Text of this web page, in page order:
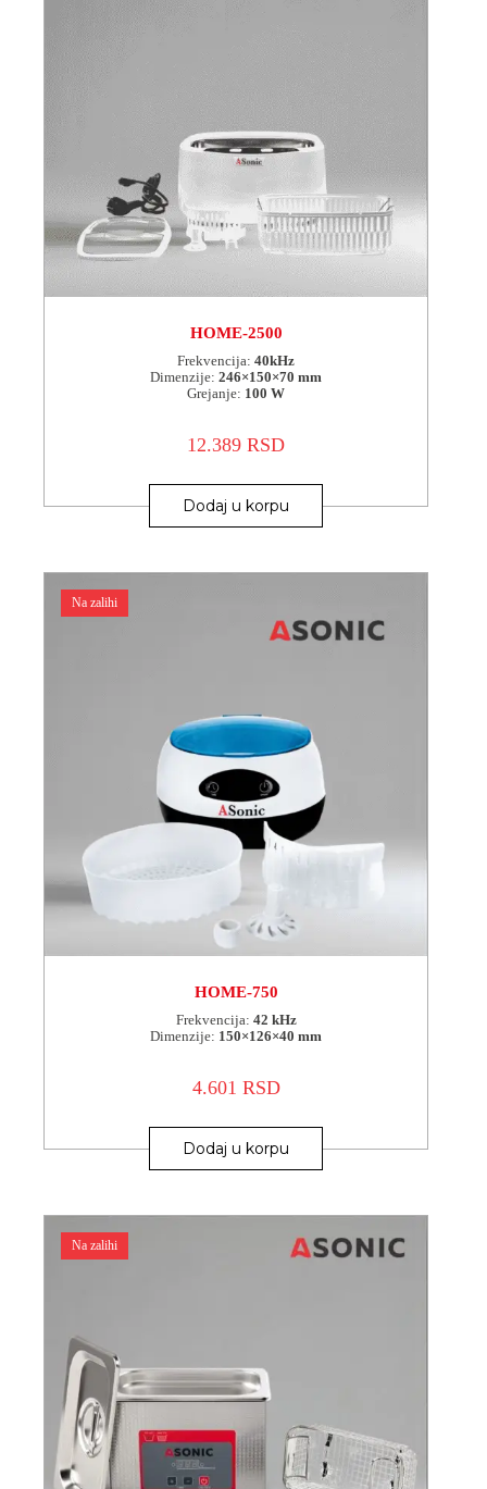
HOME-2500
Frekvencija: 40kHz
Dimenzije: 246×150×70 mm
Grejanje: 100 W
12.389RSD
Dodaj u korpu
Na zalihi
HOME-750
Frekvencija: 42 kHz
Dimenzije: 150×126×40 mm
4.601 RSD
Dodaj u korpu
Na zalihi